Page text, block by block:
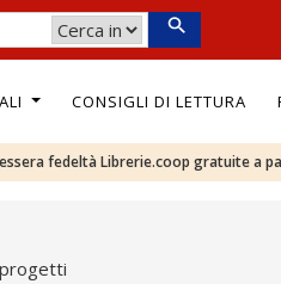
CONSIGLI DI LETTURA
fedeltà Librerie.coop gratuite a